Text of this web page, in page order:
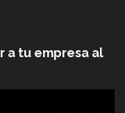
a tu empresa al